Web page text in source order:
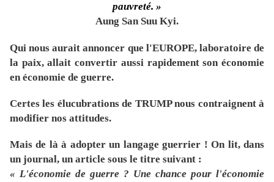
pauvreté. »
Aung San Suu Kyi.
Qui nous aurait annoncer que l'EUROPE, laboratoire de
la paix, allait convertir aussi rapidement son économie
en économie de guerre.
Certes les élucubrations de TRUMP nous contraignent à
modifier nos attitudes.
Mais de là à adopter un langage guerrier ! On lit, dans
un journal, un article sous le titre suivant :
« L'économie de guerre ? Une chance pour l'économie